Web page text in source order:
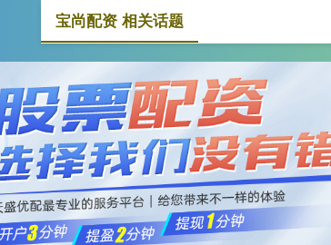
宝尚配资 大额配资
宝尚配资 相关话题